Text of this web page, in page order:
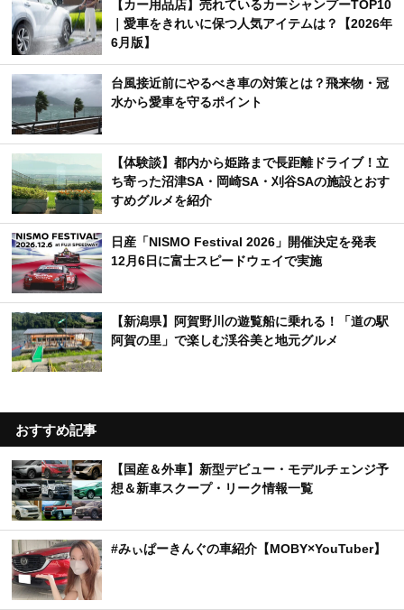
【カー用品店】売れているカーシャンプーTOP10
｜愛車をきれいに保つ人気アイテムは？【2026年
6月版】
台風接近前にやるべき車の対策とは？飛来物・冠
水から愛車を守るポイント
【体験談】都内から姫路まで長距離ドライブ！立
ち寄った沼津SA・岡崎SA・刈谷SAの施設とおす
すめグルメを紹介
日産「NISMO Festival 2026」開催決定を発表
12月6日に富士スピードウェイで実施
【新潟県】阿賀野川の遊覧船に乗れる！「道の駅
阿賀の里」で楽しむ渓谷美と地元グルメ
おすすめ記事
【国産＆外車】新型デビュー・モデルチェンジ予
想＆新車スクープ・リーク情報一覧
#みぃぱーきんぐの車紹介【MOBY×YouTuber】